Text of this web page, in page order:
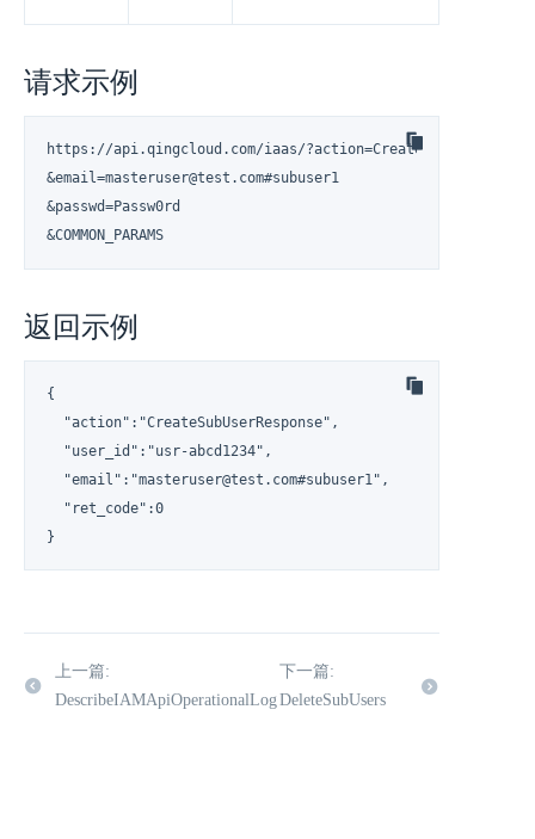
请求示例
https://api.qingcloud.com/iaas/?action=CreateSubUser
&email=masteruser@test.com#subuser1
&passwd=Passw0rd
&COMMON_PARAMS
返回示例
{
  "action":"CreateSubUserResponse",
  "user_id":"usr-abcd1234",
  "email":"masteruser@test.com#subuser1",
  "ret_code":0
}
上一篇:
DescribeIAMApiOperationalLog
下一篇:
DeleteSubUsers